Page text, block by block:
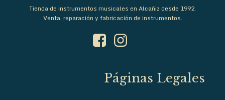
Tienda de instrumentos musicales en Alcañiz desde 1992.
Venta, reparación y fabricación de instrumentos.
Páginas Legales